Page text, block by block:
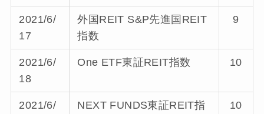
2021/6/
17
外国REIT S&P先進国REIT
指数
9
2021/6/
18
One ETF東証REIT指数 10
2021/6/
NEXT FUNDS東証REIT指
10